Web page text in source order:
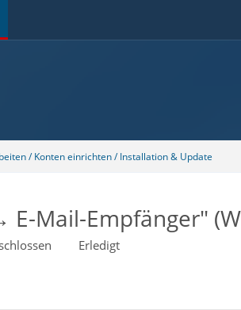
/ Konten einrichten / Installation & Update
Mail-Empfänger"
Erledigt